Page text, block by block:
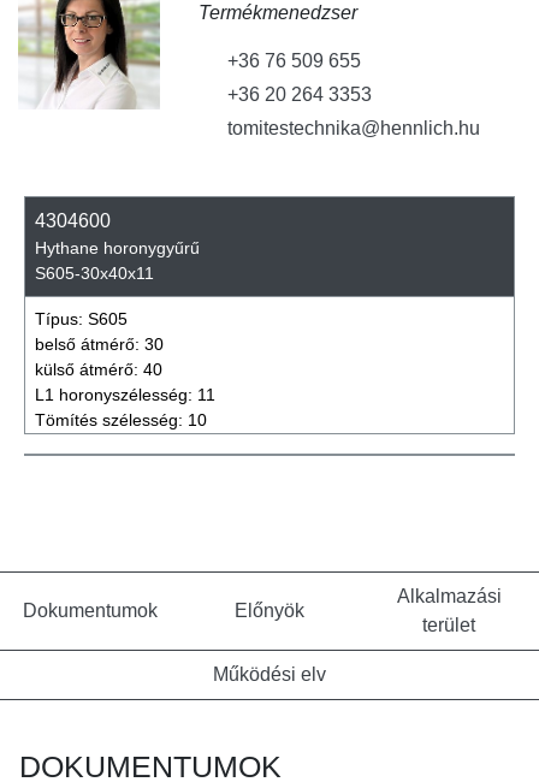
Termékmenedzser
+36 76 509 655
+36 20 264 3353
tomitestechnika@hennlich.hu
4304600
Hythane horonygyűrű
S605-30x40x11
Típus: S605
belső átmérő: 30
külső átmérő: 40
L1 horonyszélesség: 11
Tömítés szélesség: 10
Dokumentumok Előnyök
Alkalmazási
terület
Működési elv
DOKUMENTUMOK